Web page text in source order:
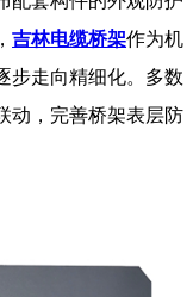
吉林电缆桥架作为机
步走向精细化。多数
动，完善桥架表层防